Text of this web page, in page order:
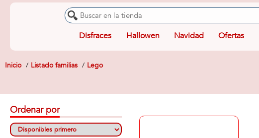
Disfraces Hallowen Navidad Ofertas
Inicio Listado familias Lego
Ordenar por